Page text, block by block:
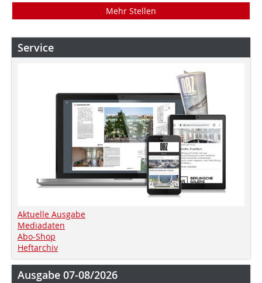
Mehr Stellen
Service
Aktuelle Ausgabe
Mediadaten
Abo-Shop
Heftarchiv
Ausgabe 07-08/2026